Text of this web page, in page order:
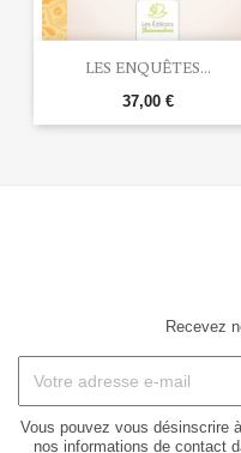
LES ENQUÊTES...
37,00 €
Recevez
Vous pouvez vous désinscrire
nos informations de contact